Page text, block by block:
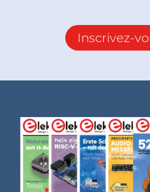
Inscrivez-